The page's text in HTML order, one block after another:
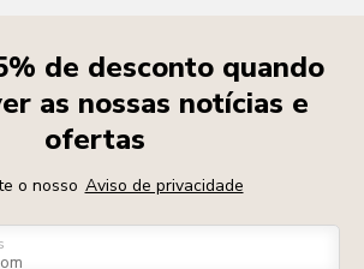
de desconto quando
as nossas notícias e
ofertas
o nosso Aviso de privacidade